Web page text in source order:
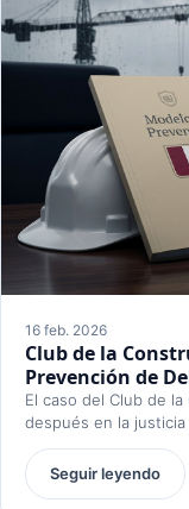
16 feb. 2026
Club de la
Prevención de
El caso del Club de
después en la justicia
Seguir leyendo